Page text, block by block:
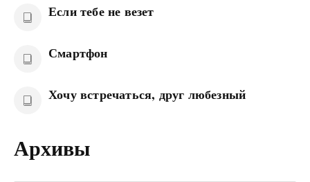
Если тебе не везет
Смартфон
Хочу встречаться, друг любезный
Архивы